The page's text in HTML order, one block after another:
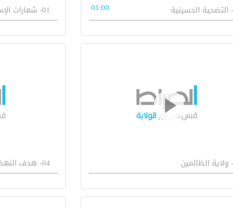
01:00 01- شعارات الإسلام
04- هدف النهضة إصلاح الأمّة